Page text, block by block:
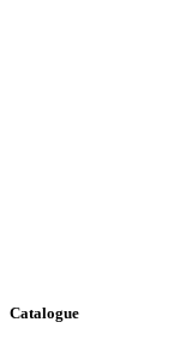
Catalogue